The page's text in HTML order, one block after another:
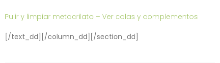
Pulir y limpiar metacrilato – Ver colas y complementos
[/text_dd][/column_dd][/section_dd]